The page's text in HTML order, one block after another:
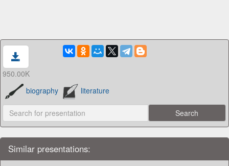
950.00K
biography
literature
Similar presentations: